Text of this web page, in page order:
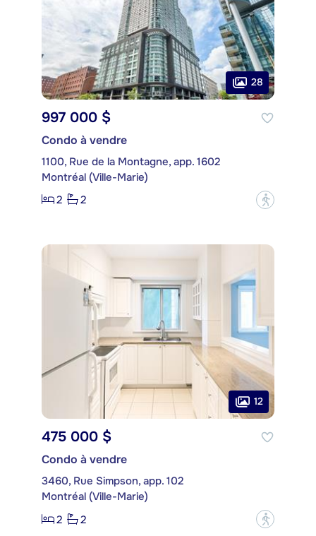
28
997 000 $
Condo à vendre
1100, Rue de la Montagne, app. 1602
Montréal (Ville-Marie)
2
2 ?
12
475 000 $
Condo à vendre
3460, Rue Simpson, app. 102
Montréal (Ville-Marie)
2
2 ?